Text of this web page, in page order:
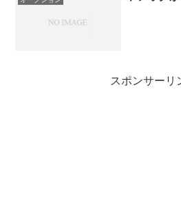
スポンサーリ